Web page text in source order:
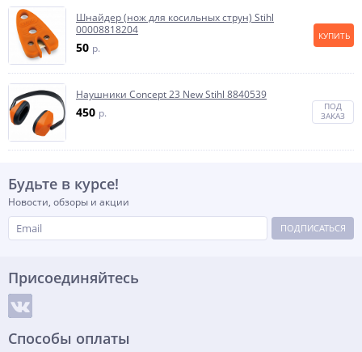
Шнайдер (нож для косильных струн) Stihl
00008818204
50 p.
КУПИТЬ
Наушники Concept 23 New Stihl 8840539
450 p.
ПОД
ЗАКАЗ
Будьте в курсе!
Новости, обзоры и акции
ПОДПИСАТЬСЯ
Присоединяйтесь
Способы оплаты